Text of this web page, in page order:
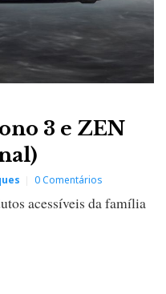
3 e ZEN
0 Comentários
acessíveis da família